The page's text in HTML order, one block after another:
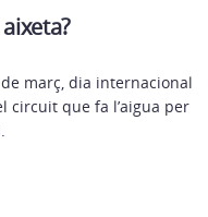
març, dia internacional
circuit que fa l’aigua per